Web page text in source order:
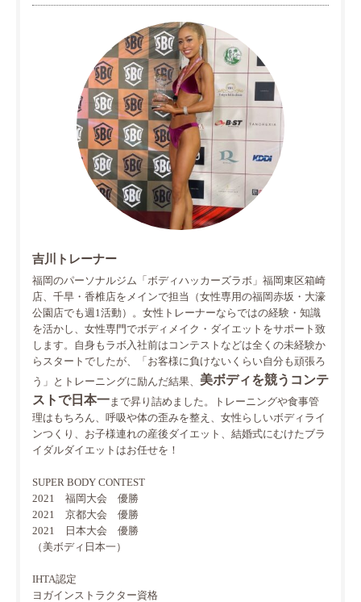
吉川トレーナー
福岡のパーソナルジム「ボディハッカーズラボ」福岡東区箱崎
店、千早・香椎店をメインで担当（女性専用の福岡赤坂・大濠
公園店でも週1活動）。女性トレーナーならではの経験・知識
を活かし、女性専門でボディメイク・ダイエットをサポート致
します。自身もラボ入社前はコンテストなどは全くの未経験か
らスタートでしたが、「お客様に負けないくらい自分も頑張ろ
う」とトレーニングに励んだ結果、 美ボディを競うコンテ
ストで日本一 まで昇り詰めました。トレーニングや食事管
理はもちろん、呼吸や体の歪みを整え、女性らしいボディライ
ンつくり、お子様連れの産後ダイエット、結婚式にむけたブラ
イダルダイエットはお任せを！
SUPER BODY CONTEST
2021 福岡大会 優勝
2021 京都大会 優勝
2021 日本大会 優勝
（美ボディ日本一）
IHTA認定
ヨガインストラクター資格